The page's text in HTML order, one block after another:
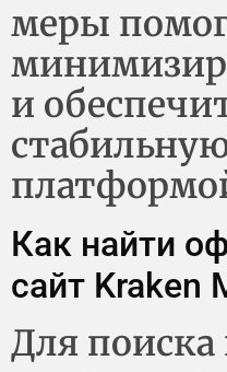
меры
и
Как найти
сайт Kraken
Для